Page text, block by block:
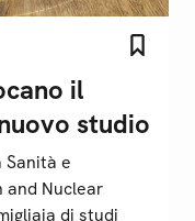
il
studio
Sanità e
and Nuclear
di studi